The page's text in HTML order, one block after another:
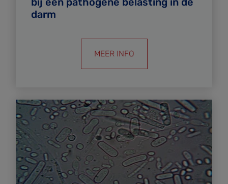
darm
MEER INFO